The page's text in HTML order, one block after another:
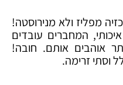
מפליז ולא מנירוסטה!
המחברים עובדים
אוהבים אותם. חובה!
וסתי זרימה.